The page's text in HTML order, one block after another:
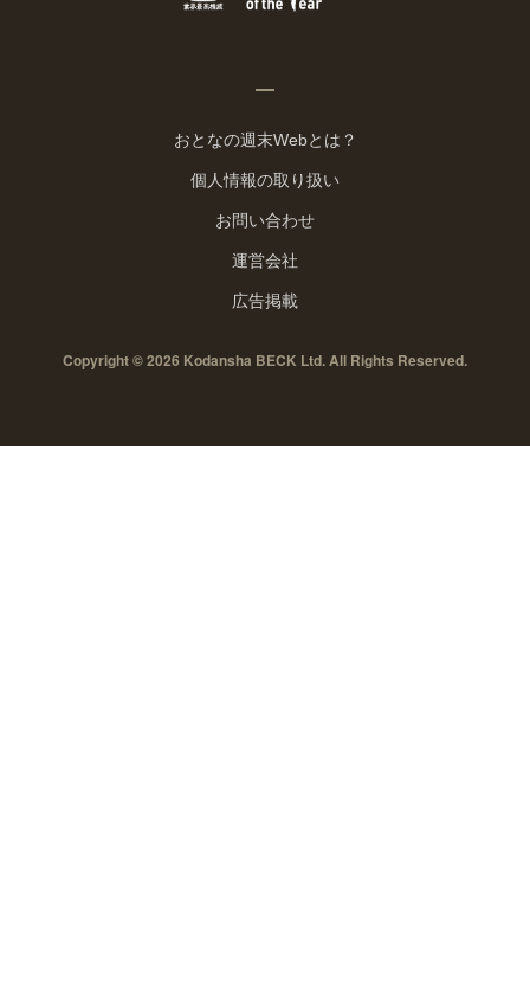
おとなの週末Webとは？
個人情報の取り扱い
お問い合わせ
運営会社
広告掲載
Copyright © 2026 Kodansha BECK Ltd. All Rights Reserved.